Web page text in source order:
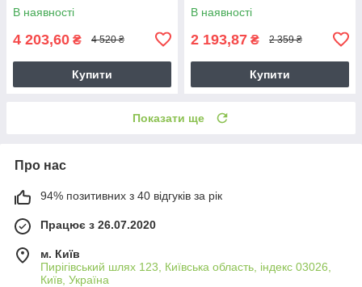
В наявності
4 203,60 ₴ 4 520 ₴
Купити
В наявності
2 193,87 ₴ 2 359 ₴
Купити
Показати ще
Про нас
94% позитивних з 40 відгуків за рік
Працює з 26.07.2020
м. Київ
Пирігівський шлях 123, Київська область, індекс 03026,
Київ, Україна